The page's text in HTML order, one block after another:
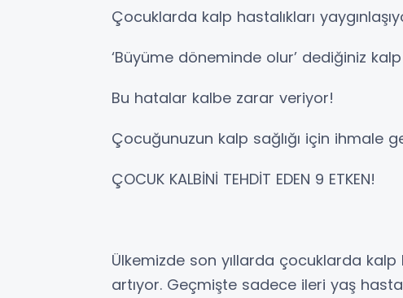
Çocuklarda kalp hastalıkları
‘Büyüme döneminde olur’ dediğiniz
Bu hatalar kalbe zarar veriyor!
Çocuğunuzun kalp sağlığı için ihmale
ÇOCUK KALBİNİ TEHDİT EDEN 9 ETKEN!
Ülkemizde son yıllarda çocuklarda kalp
artıyor. Geçmişte sadece ileri yaş